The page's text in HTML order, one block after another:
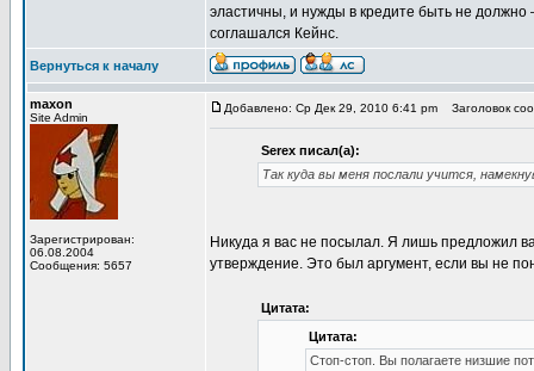
эластичны, и нужды в кредите быть не
соглашался Кейнс.
Вернуться к началу
maxon
Site Admin
Зарегистрирован:
06.08.2004
Сообщения: 5657
Добавлено: Ср Дек 29, 2010 6:41 pm Заголовок
Serex писал(а):
Так куда вы меня послали учится,
Никуда я вас не посылал. Я лишь предложил
утверждение. Это был аргумент, если вы не
Цитата:
Цитата:
Стоп-стоп. Вы полагаете низшие